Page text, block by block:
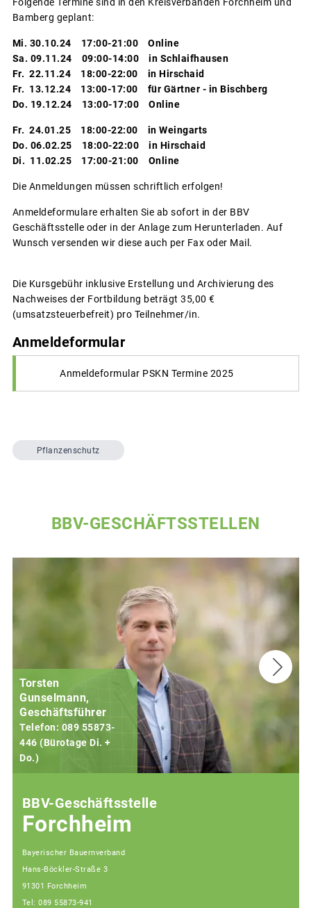
Bamberg geplant:
Mi. 30.10.24 17:00-21:00 Online
Sa. 09.11.24 09:00-14:00 in Schlaifhausen
Fr. 22.11.24 18:00-22:00 in Hirschaid
Fr. 13.12.24 13:00-17:00 für Gärtner - in Bischberg
Do. 19.12.24 13:00-17:00 Online
Fr. 24.01.25 18:00-22:00 in Weingarts
Do. 06.02.25 18:00-22:00 in Hirschaid
Di. 11.02.25 17:00-21:00 Online
Die Anmeldungen müssen schriftlich erfolgen!
Anmeldeformulare erhalten Sie ab sofort in der BBV
Geschäftsstelle oder in der Anlage zum Herunterladen. Auf
Wunsch versenden wir diese auch per Fax oder Mail.
Die Kursgebühr inklusive Erstellung und Archivierung des
Nachweises der Fortbildung beträgt 35,00 €
(umsatzsteuerbefreit) pro Teilnehmer/in.
Anmeldeformular
Anmeldeformular PSKN Termine 2025
Pflanzenschutz
BBV-GESCHÄFTSSTELLEN
Torsten
Gunselmann,
Geschäftsführer
Telefon: 089 55873-
446 (Bürotage Di. +
Do.)
BBV-Geschäftsstelle
Forchheim
Bayerischer Bauernverband
Hans-Böckler-Straße 3
91301 Forchheim
Tel: 089 55873-941